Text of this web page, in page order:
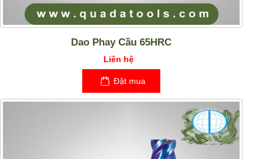
Dao Phay Cầu 65HRC
Liên hệ
Đặt mua